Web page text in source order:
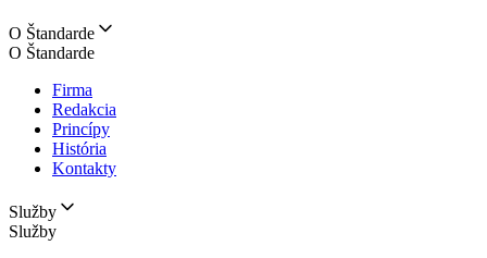
O Štandarde
O Štandarde
Firma
Redakcia
Princípy
História
Kontakty
Služby
Služby